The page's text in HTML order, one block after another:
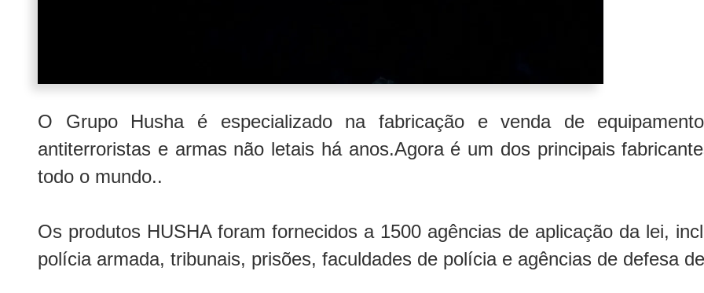
O Grupo Husha é especializado na fabricação e venda de
antiterroristas e armas não letais há anos.Agora é um dos principais
todo o mundo..
Os produtos HUSHA foram fornecidos a 1500 agências de aplicação da lei,
polícia armada, tribunais, prisões, faculdades de polícia e agências de defesa